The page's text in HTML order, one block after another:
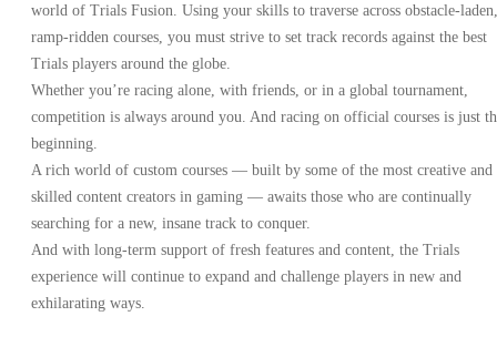
world of Trials Fusion. Using your skills to traverse across obstacle-laden,
ramp-ridden courses, you must strive to set track records against the best
Trials players around the globe.
Whether you’re racing alone, with friends, or in a global tournament,
competition is always around you. And racing on official courses is just
beginning.
A rich world of custom courses — built by some of the most creative and
skilled content creators in gaming — awaits those who are continually
searching for a new, insane track to conquer.
And with long-term support of fresh features and content, the Trials
experience will continue to expand and challenge players in new and
exhilarating ways.